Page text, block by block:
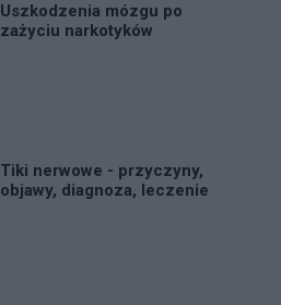
Uszkodzenia mózgu po
zażyciu narkotyków
Tiki nerwowe - przyczyny,
objawy, diagnoza, leczenie